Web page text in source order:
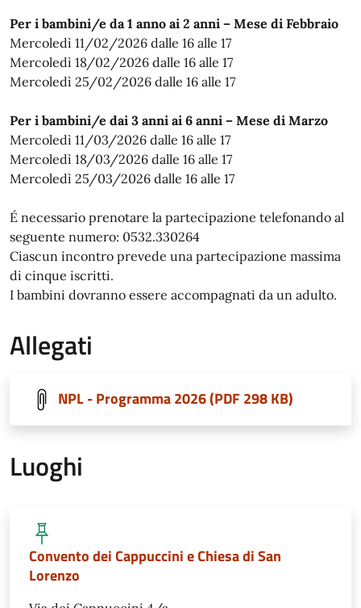
Per i bambini/e da 1 anno ai 2 anni – Mese di Febbraio
Mercoledì 11/02/2026 dalle 16 alle 17
Mercoledì 18/02/2026 dalle 16 alle 17
Mercoledì 25/02/2026 dalle 16 alle 17
Per i bambini/e dai 3 anni ai 6 anni – Mese di Marzo
Mercoledì 11/03/2026 dalle 16 alle 17
Mercoledì 18/03/2026 dalle 16 alle 17
Mercoledì 25/03/2026 dalle 16 alle 17
É necessario prenotare la partecipazione telefonando al
seguente numero: 0532.330264
Ciascun incontro prevede una partecipazione massima
di cinque iscritti.
I bambini dovranno essere accompagnati da un adulto.
Allegati
NPL - Programma 2026 (PDF 298 KB)
Luoghi
Convento dei Cappuccini e Chiesa di San
Lorenzo